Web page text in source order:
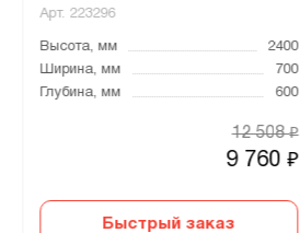
Арт. 223296
Высота, мм
2400
Ширина, мм
700
Глубина, мм
600
9 760₽
12 508₽
Быстрый заказ